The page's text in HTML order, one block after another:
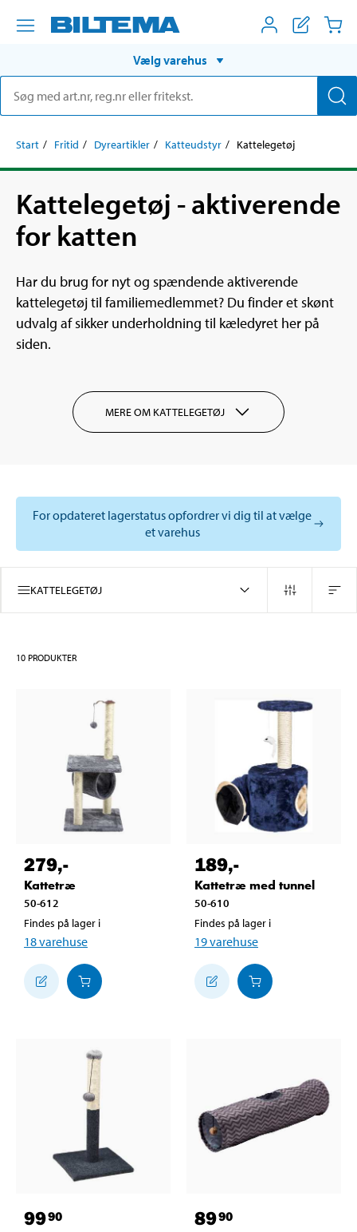
Vælg varehus
Start Fritid Dyreartikler Katteudstyr Kattelegetøj
Kattelegetøj - aktiverende
for katten
Har du brug for nyt og spændende aktiverende
kattelegetøj til familiemedlemmet? Du finder et skønt
udvalg af sikker underholdning til kæledyret her på
siden.
MERE OM KATTELEGETØJ
For opdateret lagerstatus opfordrer vi dig til at vælge
et varehus
KATTELEGETØJ
10 PRODUKTER
279,-
Kattetræ
50-612
Findes på lager i
18varehuse
189,-
Kattetræ med tunnel
50-610
Findes på lager i
19varehuse
9990 8990